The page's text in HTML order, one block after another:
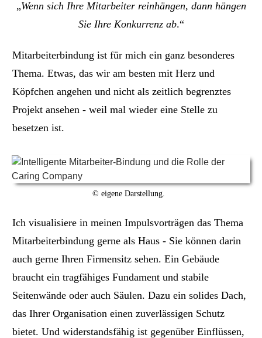
„Wenn sich Ihre Mitarbeiter reinhängen, dann hängen
Sie Ihre Konkurrenz ab.“
Mitarbeiterbindung ist für mich ein ganz besonderes
Thema. Etwas, das wir am besten mit Herz und
Köpfchen angehen und nicht als zeitlich begrenztes
Projekt ansehen - weil mal wieder eine Stelle zu
besetzen ist.
© eigene Darstellung.
Ich visualisiere in meinen Impulsvorträgen das Thema
Mitarbeiterbindung gerne als Haus - Sie können darin
auch gerne Ihren Firmensitz sehen. Ein Gebäude
braucht ein tragfähiges Fundament und stabile
Seitenwände oder auch Säulen. Dazu ein solides Dach,
das Ihrer Organisation einen zuverlässigen Schutz
bietet. Und widerstandsfähig ist gegenüber Einflüssen,